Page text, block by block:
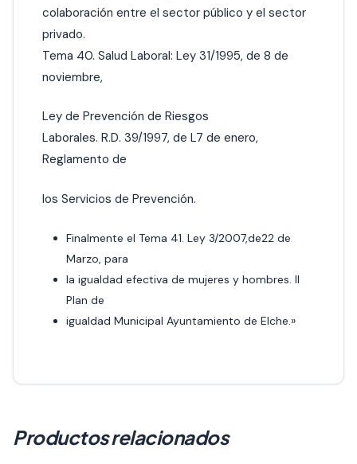
colaboración entre el sector público y el sector
privado.
Tema 40. Salud Laboral: Ley 31/1995, de 8 de
noviembre,
Ley de Prevención de Riesgos
Laborales. R.D. 39/1997, de L7 de enero,
Reglamento de
los Servicios de Prevención.
Finalmente el Tema 41. Ley 3/2007,de22 de
Marzo, para
la igualdad efectiva de mujeres y hombres. II
Plan de
igualdad Municipal Ayuntamiento de Elche.»
Productos relacionados